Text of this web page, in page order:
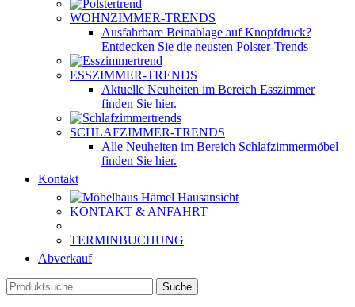
WOHNZIMMER-TRENDS
Ausfahrbare Beinablage auf Knopfdruck?
Entdecken Sie die neusten Polster-Trends
ESSZIMMER-TRENDS
Aktuelle Neuheiten im Bereich Esszimmer
finden Sie hier.
SCHLAFZIMMER-TRENDS
Alle Neuheiten im Bereich Schlafzimmermöbel
finden Sie hier.
Kontakt
KONTAKT & ANFAHRT
TERMINBUCHUNG
Abverkauf
Suche